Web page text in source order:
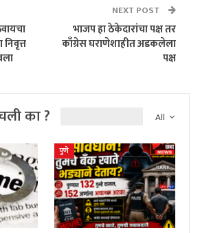
NEXT POST
भाजप हा ठेकेदारांचा पक्ष तर
काँग्रेस घराणेशाहीत अडकलेला
पक्ष
All
का ?
पुणे